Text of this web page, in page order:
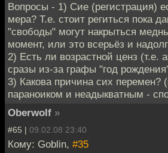
Вопросы - 1) Сие (регистрация)
мера? Т.е. стоит региться пока
"свободы" могут накрыться
момент, или это всерьёз и
2) Есть ли возрастной ценз (т.е.
сразы из-за графы "год
3) Какова причина сих перемен?
параноиком и неадыкватным -
Oberwolf »
#65 | 09.02.08 23:40
Кому: Goblin, #35